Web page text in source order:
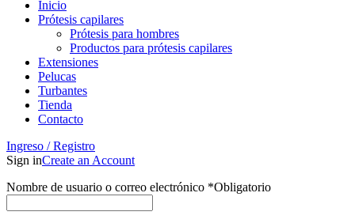
Inicio
Prótesis capilares
Prótesis para hombres
Productos para prótesis capilares
Extensiones
Pelucas
Turbantes
Tienda
Contacto
Ingreso / Registro
Sign inCreate an Account
Nombre de usuario o correo electrónico *Obligatorio